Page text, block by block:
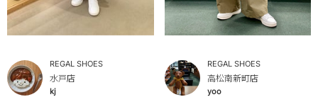
REGAL SHOES
水戸店
kj
REGAL SHOES
高松南新町店
yoo